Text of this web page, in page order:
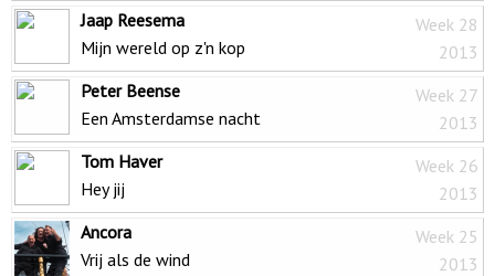
Week 28
2013
Jaap Reesema
Mijn wereld op z'n kop
Week 27
2013
Peter Beense
Een Amsterdamse nacht
Week 26
2013
Tom Haver
Hey jij
Week 25
2013
Ancora
Vrij als de wind